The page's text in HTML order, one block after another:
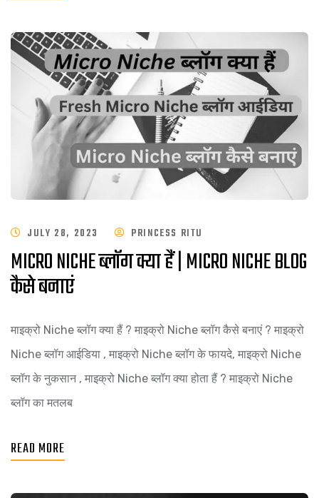
JULY 28, 2023 PRINCESS RITU
MICRO NICHE ब्लॉग क्या हैं | MICRO NICHE BLOG
कैसे बनाएं
माइक्रो Niche ब्लॉग क्या हैं ? माइक्रो Niche ब्लॉग कैसे बनाएं ? माइक्रो
Niche ब्लॉग आईडिया , माइक्रो Niche ब्लॉग के फायदे, माइक्रो Niche
ब्लॉग के नुकसान , माइक्रो Niche ब्लॉग क्या होता हैं ? माइक्रो Niche
ब्लॉग का मतलब
READ MORE